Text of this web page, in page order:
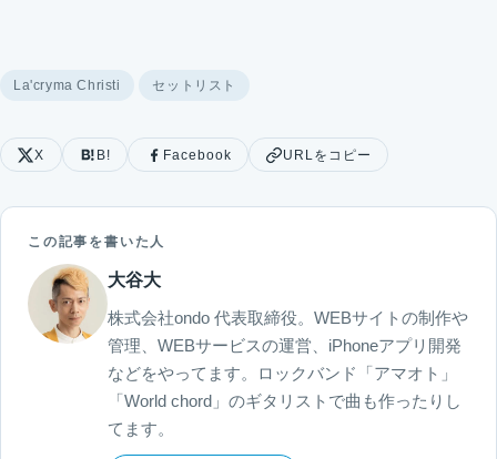
La'cryma Christi セットリスト
X B! Facebook URLをコピー
この記事を書いた人
大谷大
株式会社ondo 代表取締役。WEBサイトの制作や
管理、WEBサービスの運営、iPhoneアプリ開発
などをやってます。ロックバンド「アマオト」
「World chord」のギタリストで曲も作ったりし
てます。